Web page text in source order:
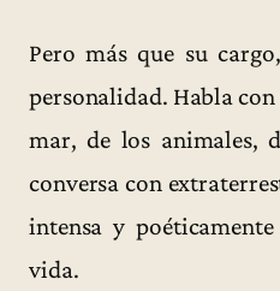
Pero más que su
personalidad. Habla
mar, de los animales,
conversa con
intensa y
vida.